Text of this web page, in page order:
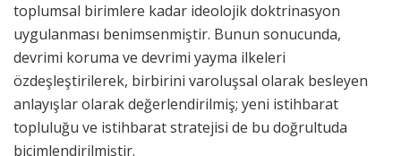
toplumsal birimlere kadar ideolojik doktrinasyon
uygulanması benimsenmiştir. Bunun sonucunda,
devrimi koruma ve devrimi yayma ilkeleri
özdeşleştirilerek, birbirini varoluşsal olarak besleyen
anlayışlar olarak değerlendirilmiş; yeni istihbarat
topluluğu ve istihbarat stratejisi de bu doğrultuda
biçimlendirilmiştir.